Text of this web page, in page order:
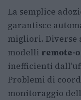
La semplice
garantisce
migliori. Diverse
modelli remote-
inefficienti
Problemi di
monitoraggio